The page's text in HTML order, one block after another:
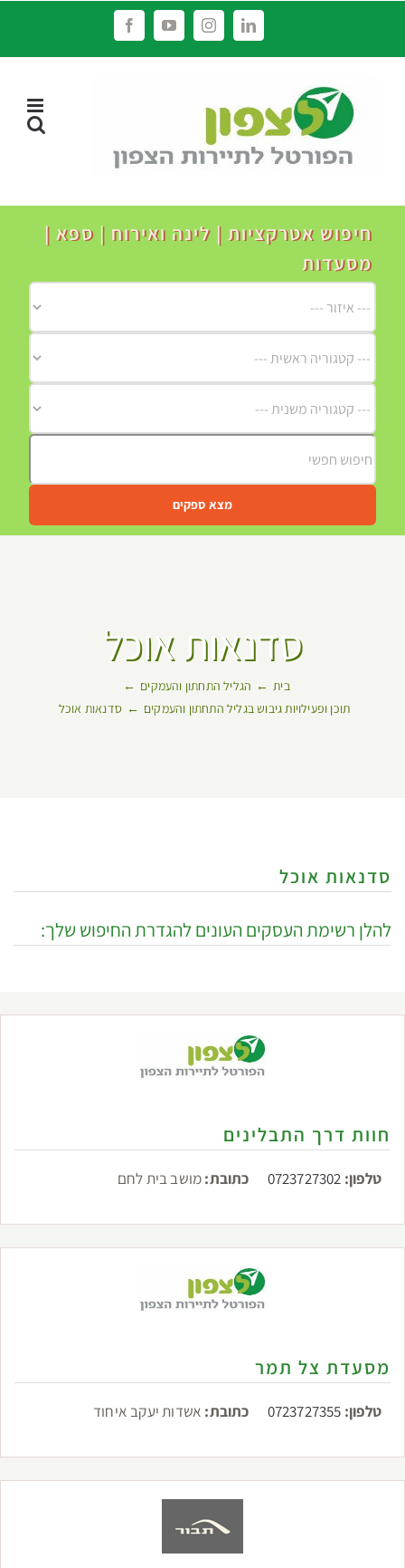
LinkedIn
Instagram
YouTube
Facebook
חיפוש אטרקציות | לינה ואירוח | ספא |
מסעדות
מצא ספקים
סדנאות אוכל
בית
הגליל התחתון והעמקים
תוכן ופעילויות גיבוש בגליל התחתון והעמקים
סדנאות אוכל
סדנאות אוכל
להלן רשימת העסקים העונים להגדרת החיפוש שלך:
חוות דרך התבלינים
טלפון: 0723727302 כתובת:מושב בית לחם
מסעדת צל תמר
טלפון: 0723727355 כתובת: אשדות יעקב איחוד